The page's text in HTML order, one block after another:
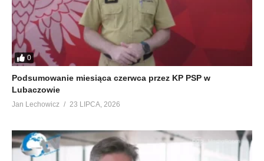
0
Podsumowanie miesiąca czerwca przez KP PSP w
Lubaczowie
Jan Lechowicz 23 LIPCA, 2026